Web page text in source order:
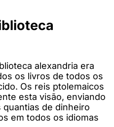
alexandria era
os livros de todos os
Os reis ptolemaicos
esta visão, enviando
de dinheiro
em todos os idiomas